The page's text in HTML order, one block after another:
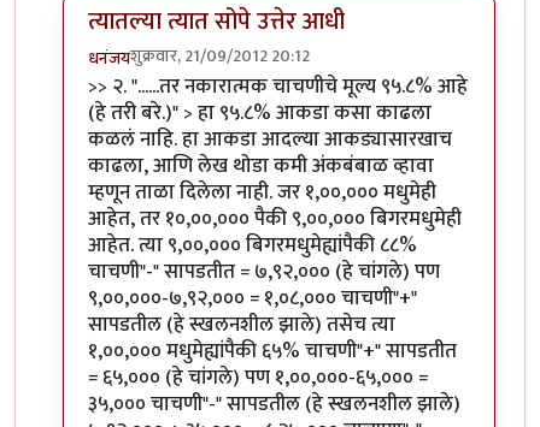
त्यातल्या त्यात सोपे उत्तेर आधी
धनंजयशुक्रवार, 21/09/2012 20:12
In reply toदोन प्रश्नbyमिसळपाव
>> २. "......तर नकारात्मक चाचणीचे मूल्य ९५.८% आहे
(हे तरी बरे.)" > हा ९५.८% आकडा कसा काढला
कळलं नाहि. हा आकडा आदल्या आकड्यासारखाच
काढला, आणि लेख थोडा कमी अंकबंबाळ व्हावा
म्हणून ताळा दिलेला नाही. जर १,००,००० मधुमेही
आहेत, तर १०,००,००० पैकी ९,००,००० बिगरमधुमेही
आहेत. त्या ९,००,००० बिगरमधुमेह्यांपैकी ८८%
चाचणी"-" सापडतीत = ७,९२,००० (हे चांगले) पण
९,००,०००-७,९२,००० = १,०८,००० चाचणी"+"
सापडतील (हे स्खलनशील झाले) तसेच त्या
१,००,००० मधुमेह्यांपैकी ६५% चाचणी"+" सापडतीत
= ६५,००० (हे चांगले) पण १,००,०००-६५,००० =
३५,००० चाचणी"-" सापडतील (हे स्खलनशील झाले)